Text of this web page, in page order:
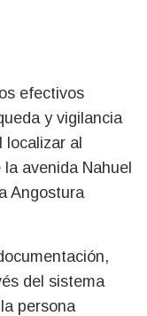
efectivos
y vigilancia
localizar al
avenida Nahuel
Angostura
del sistema
persona